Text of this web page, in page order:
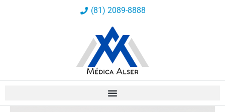
(81) 2089-8888